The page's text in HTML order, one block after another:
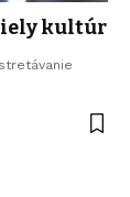
kultúr